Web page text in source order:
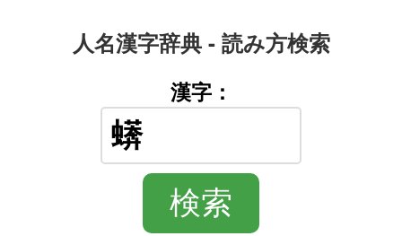
人名漢字辞典 - 読み方検索
漢字：